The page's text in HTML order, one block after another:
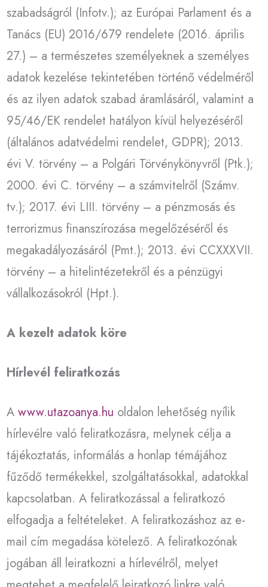
szabadságról (Infotv.); az Európai Parlament és a
Tanács (EU) 2016/679 rendelete (2016. április
27.) – a természetes személyeknek a személyes
adatok kezelése tekintetében történő védelméről
és az ilyen adatok szabad áramlásáról, valamint a
95/46/EK rendelet hatályon kívül helyezéséről
(általános adatvédelmi rendelet, GDPR); 2013.
évi V. törvény – a Polgári Törvénykönyvről (Ptk.);
2000. évi C. törvény – a számvitelről (Számv.
tv.); 2017. évi LIII. törvény – a pénzmosás és
terrorizmus finanszírozása megelőzéséről és
megakadályozásáról (Pmt.); 2013. évi CCXXXVII.
törvény – a hitelintézetekről és a pénzügyi
vállalkozásokról (Hpt.).
A kezelt adatok köre
Hírlevél feliratkozás
A www.utazoanya.hu oldalon lehetőség nyílik
hírlevélre való feliratkozásra, melynek célja a
tájékoztatás, informálás a honlap témájához
fűződő termékekkel, szolgáltatásokkal, adatokkal
kapcsolatban. A feliratkozással a feliratkozó
elfogadja a feltételeket. A feliratkozáshoz az e-
mail cím megadása kötelező. A feliratkozónak
jogában áll leiratkozni a hírlevélről, melyet